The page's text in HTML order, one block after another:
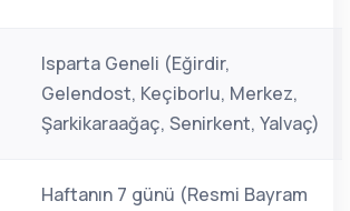
Isparta Geneli (Eğirdir,
Gelendost, Keçiborlu, Merkez,
Şarkikaraağaç, Senirkent, Yalvaç)
Haftanın 7 günü (Resmi Bayram